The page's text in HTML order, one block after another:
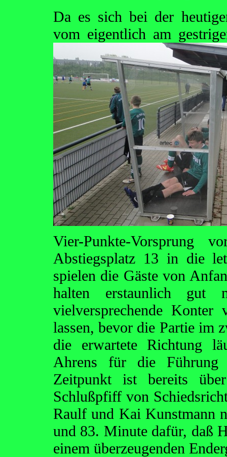
Da es sich bei der
vom eigentlich am
Vier-Punkte-Vorsprung
Abstiegsplatz 13 in die
spielen die Gäste von
halten erstaunlich gut
vielversprechende
lassen, bevor die Partie im
die erwartete Richtung
Ahrens für die Führung
Zeitpunkt ist bereits
Schlußpfiff von
Raulf und Kai Kunstmann
und 83. Minute dafür, daß
einem überzeugenden